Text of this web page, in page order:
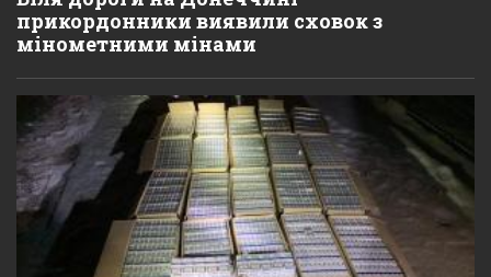
прикордонники виявили сховок з
мінометними мінами